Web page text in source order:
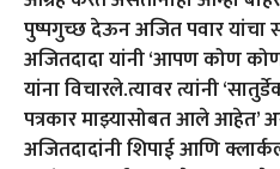
पुष्पगुच्छ देऊन अजित पवार यांचा
अजितदादा यांनी ‘आपण कोण
यांना विचारले.त्यावर त्यांनी
पत्रकार माझ्यासोबत आले आहेत’
अजितदादांनी शिपाई आणि